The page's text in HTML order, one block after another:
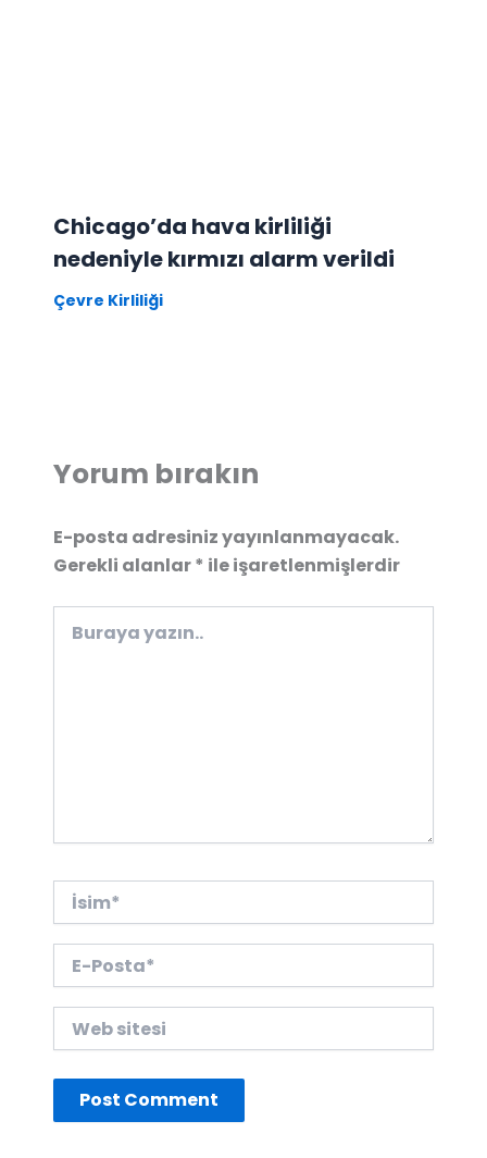
Chicago’da hava kirliliği
nedeniyle kırmızı alarm verildi
Çevre Kirliliği
Yorum bırakın
E-posta adresiniz yayınlanmayacak.
Gerekli alanlar* ile işaretlenmişlerdir
yazın..
İsim*
Posta*
sitesi